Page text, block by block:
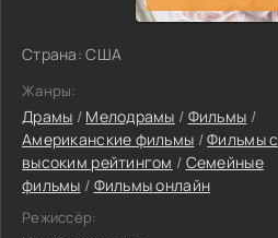
Страна: США
Жанры:
Драмы / Мелодрамы / Фильмы /
Американские фильмы /Фильмы с
высоким рейтингом / Семейные
фильмы / Фильмы онлайн
Режиссёр: